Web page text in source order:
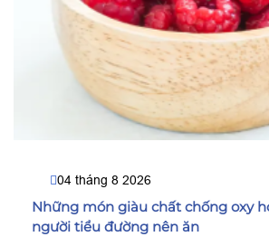
04 tháng 8 2026
Những món giàu chất chống oxy
người tiểu đường nên ăn